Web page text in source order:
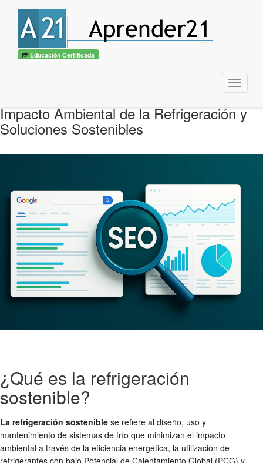
Educación Certificada
Menu
Impacto Ambiental de la Refrigeración y
Soluciones Sostenibles
¿Qué es la refrigeración
sostenible?
La refrigeración sostenible se refiere al diseño, uso y
mantenimiento de sistemas de frío que minimizan el impacto
ambiental a través de la eficiencia energética, la utilización de
refrigerantes con bajo Potencial de Calentamiento Global (PCG) y